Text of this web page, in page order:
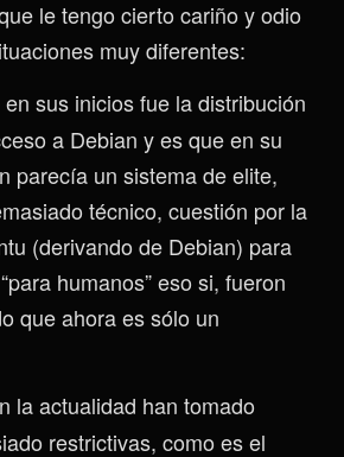
le tengo cierto cariño y odio
muy diferentes:
sus inicios fue la distribución
a Debian y es que en su
parecía un sistema de elite,
técnico, cuestión por la
(derivando de Debian) para
humanos” eso si, fueron
que ahora es sólo un
la actualidad han tomado
restrictivas, como es el